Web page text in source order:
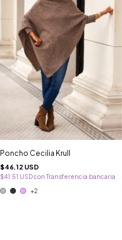
Poncho Cecilia Krull
$46.12 USD
$41.51 USDcon Transferencia bancaria
+2